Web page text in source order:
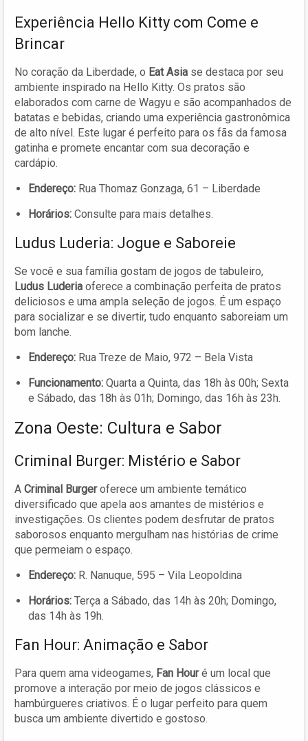
Experiência Hello Kitty com Come e
Brincar
No coração da Liberdade, o Eat Asia se destaca por seu
ambiente inspirado na Hello Kitty. Os pratos são
elaborados com carne de Wagyu e são acompanhados de
batatas e bebidas, criando uma experiência gastronômica
de alto nível. Este lugar é perfeito para os fãs da famosa
gatinha e promete encantar com sua decoração e
cardápio.
Endereço: Rua Thomaz Gonzaga, 61 – Liberdade
Horários: Consulte para mais detalhes.
Ludus Luderia: Jogue e Saboreie
Se você e sua família gostam de jogos de tabuleiro,
Ludus Luderia oferece a combinação perfeita de pratos
deliciosos e uma ampla seleção de jogos. É um espaço
para socializar e se divertir, tudo enquanto saboreiam um
bom lanche.
Endereço: Rua Treze de Maio, 972 – Bela Vista
Funcionamento: Quarta a Quinta, das 18h às 00h; Sexta
e Sábado, das 18h às 01h; Domingo, das 16h às 23h.
Zona Oeste: Cultura e Sabor
Criminal Burger: Mistério e Sabor
A Criminal Burgeroferece um ambiente temático
diversificado que apela aos amantes de mistérios e
investigações. Os clientes podem desfrutar de pratos
saborosos enquanto mergulham nas histórias de crime
que permeiam o espaço.
Endereço: R. Nanuque, 595 – Vila Leopoldina
Horários: Terça a Sábado, das 14h às 20h; Domingo,
das 14h às 19h.
Fan Hour: Animação e Sabor
Para quem ama videogames, Fan Houré um local que
promove a interação por meio de jogos clássicos e
hambúrgueres criativos. É o lugar perfeito para quem
busca um ambiente divertido e gostoso.